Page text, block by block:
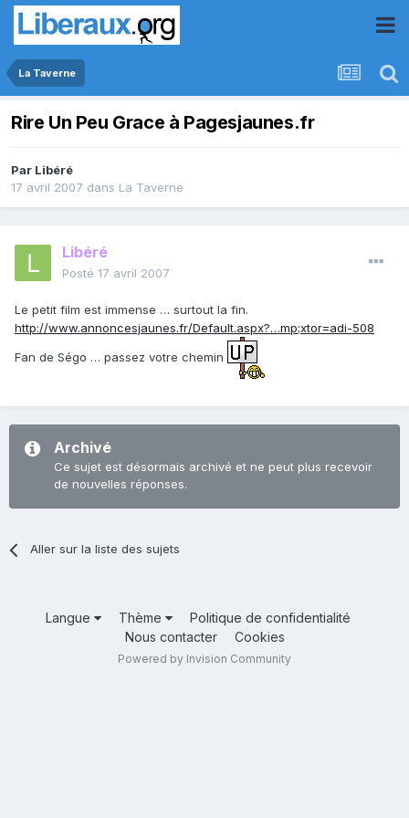
La Taverne
Rire Un Peu Grace à Pagesjaunes.fr
Par Libéré
17 avril 2007 dans La Taverne
Libéré
Posté 17 avril 2007
Le petit film est immense … surtout la fin.
http://www.annoncesjaunes.fr/Default.aspx?…mp;xtor=adi-508
Fan de Ségo … passez votre chemin
Archivé
Ce sujet est désormais archivé et ne peut plus recevoir
de nouvelles réponses.
Aller sur la liste des sujets
Langue Thème
Politique de confidentialité
Nous contacter
Cookies
Powered by Invision Community